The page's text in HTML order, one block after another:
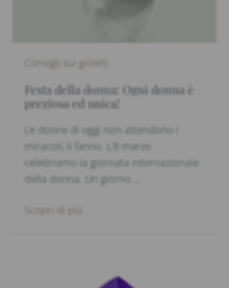
Consigli sui gioielli
Festa della donna: Ogni donna è
preziosa ed unica!
Le donne di oggi non attendono i
miracoli, li fanno. L’8 marzo
celebriamo la giornata internazionale
della donna. Un giorno …
Scopri di più ...